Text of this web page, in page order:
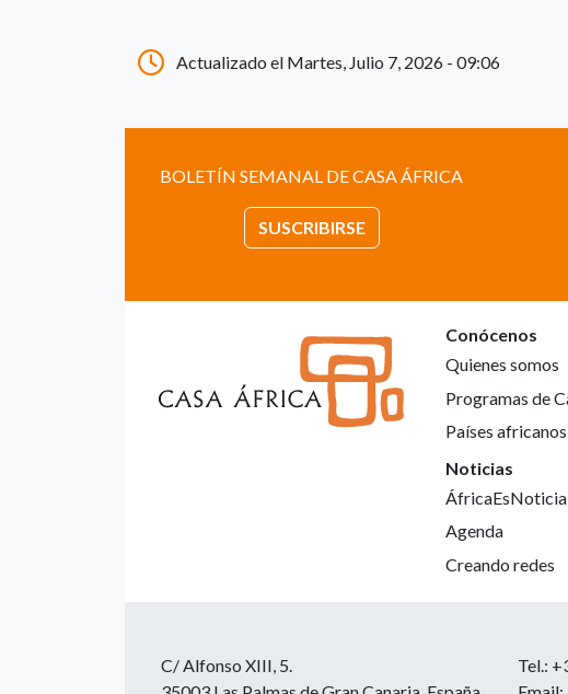
Actualizado el Martes, Julio 7, 2026 - 09:06
BOLETÍN SEMANAL DE CASA ÁFRICA
SUSCRIBIRSE
Conócenos
Quienes somos
Programas de
Países africanos
Noticias
ÁfricaEsNoticia
Agenda
Creando redes
C/ Alfonso XIII, 5.
Tel.: